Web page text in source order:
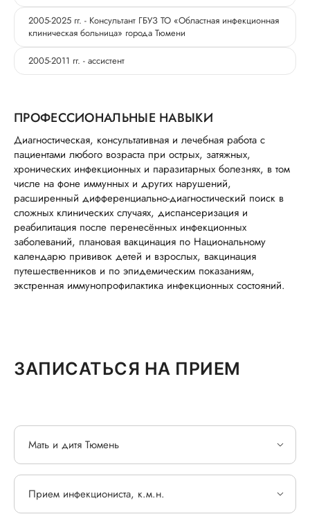
2005-2025 гг. - Консультант ГБУЗ ТО «Областная инфекционная
клиническая больница» города Тюмени
2005-2011 гг. - ассистент
ПРОФЕССИОНАЛЬНЫЕ НАВЫКИ
Диагностическая, консультативная и лечебная работа с
пациентами любого возраста при острых, затяжных,
хронических инфекционных и паразитарных болезнях, в том
числе на фоне иммунных и других нарушений,
расширенный дифференциально-диагностический поиск в
сложных клинических случаях, диспансеризация и
реабилитация после перенесённых инфекционных
заболеваний, плановая вакцинация по Национальному
календарю прививок детей и взрослых, вакцинация
путешественников и по эпидемическим показаниям,
экстренная иммунопрофилактика инфекционных состояний.
ЗАПИСАТЬСЯ НА ПРИЕМ
Мать и дитя Тюмень
Прием инфекциониста, к.м.н.